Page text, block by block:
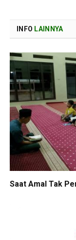
INFO LAINNYA
Saat Amal Tak